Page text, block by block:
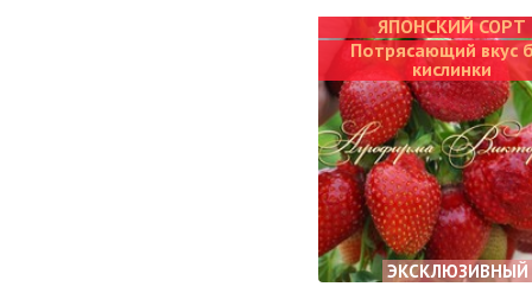
ЯПОНСКИЙ СОРТ
Потрясающий вкус
кислинки
ЭКСКЛЮЗИВНЫЙ